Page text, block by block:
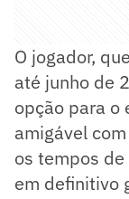
O jogador,
até junho de
opção para o
amigável
os tempos de
em definitivo